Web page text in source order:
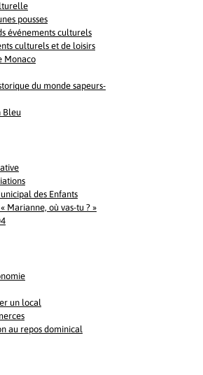
pousses
événements culturels
culturels et de loisirs
Monaco
du monde sapeurs-
Bleu
des Enfants
Marianne, où vas-tu ? »
un local
au repos dominical